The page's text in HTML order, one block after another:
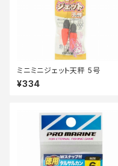
ミニミニジェット天秤 5号
¥334